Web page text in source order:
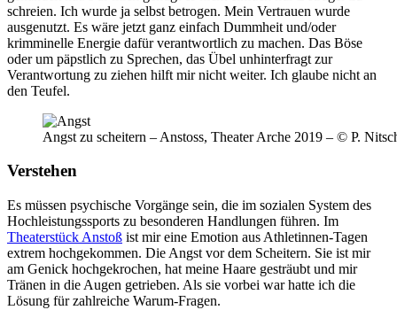
schreien. Ich wurde ja selbst betrogen. Mein Vertrauen wurde
ausgenutzt. Es wäre jetzt ganz einfach Dummheit und/oder
krimminelle Energie dafür verantwortlich zu machen. Das Böse
oder um päpstlich zu Sprechen, das Übel unhinterfragt zur
Verantwortung zu ziehen hilft mir nicht weiter. Ich glaube nicht an
den Teufel.
Angst zu scheitern – Anstoss, Theater Arche 2019 – © P.
Verstehen
Es müssen psychische Vorgänge sein, die im sozialen System des
Hochleistungssports zu besonderen Handlungen führen. Im
Theaterstück Anstoß ist mir eine Emotion aus Athletinnen-Tagen
extrem hochgekommen. Die Angst vor dem Scheitern. Sie ist mir
am Genick hochgekrochen, hat meine Haare gesträubt und mir
Tränen in die Augen getrieben. Als sie vorbei war hatte ich die
Lösung für zahlreiche Warum-Fragen.